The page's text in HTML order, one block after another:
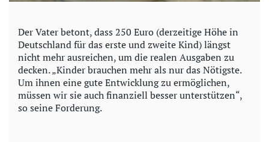
Der Vater betont, dass 250 Euro (derzeitige Höhe in
Deutschland für das erste und zweite Kind) längst
nicht mehr ausreichen, um die realen Ausgaben zu
decken. „Kinder brauchen mehr als nur das Nötigste.
Um ihnen eine gute Entwicklung zu ermöglichen,
müssen wir sie auch finanziell besser unterstützen“,
so seine Forderung.